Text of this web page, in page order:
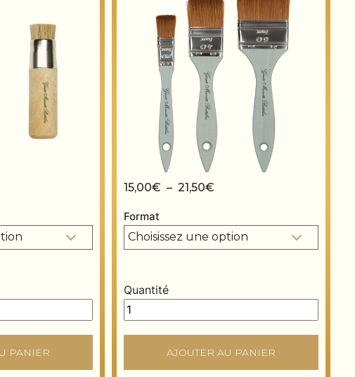
de prix : 7,00€ à 10,00€
PANIER
15,00€ – 21,50€
Format
Quantité
Brosse "Ambra" quantity
AJOUTER AU PANIER